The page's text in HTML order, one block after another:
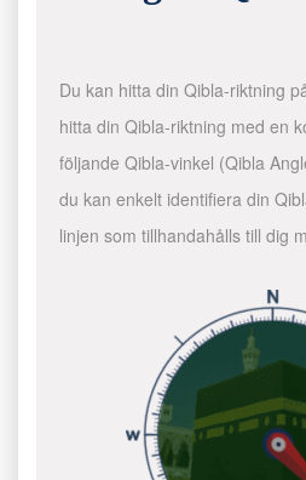
Du kan hitta din Qibla-riktning
hitta din Qibla-riktning med en
följande Qibla-vinkel (Qibla
du kan enkelt identifiera din
linjen som tillhandahålls till dig